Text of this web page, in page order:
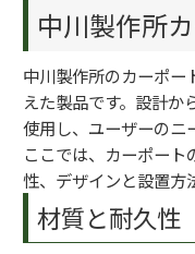
中川製作所
中川製作所のカーポー
えた製品です。設計か
使用し、ユーザーのニ
ここでは、カーポー
性、デザインと設置方
材質と耐久性